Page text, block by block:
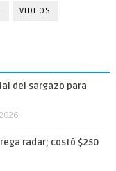
VIDEOS
del sargazo para
radar; costó $250